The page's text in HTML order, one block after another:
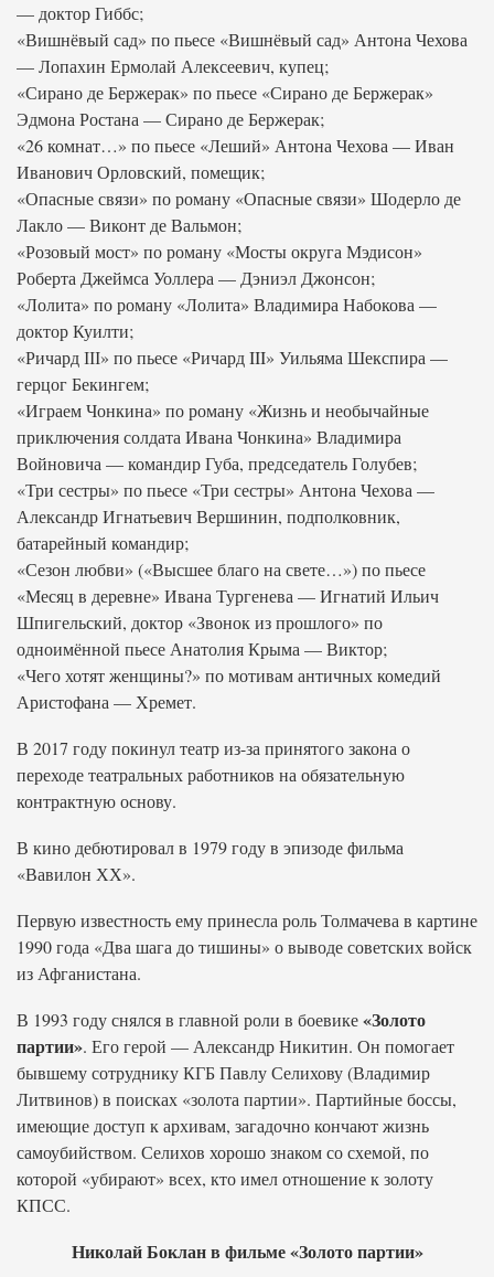
— доктор Гиббс;
«Вишнёвый сад» по пьесе «Вишнёвый сад» Антона Чехова
— Лопахин Ермолай Алексеевич, купец;
«Сирано де Бержерак» по пьесе «Сирано де Бержерак»
Эдмона Ростана — Сирано де Бержерак;
«26 комнат…» по пьесе «Леший» Антона Чехова — Иван
Иванович Орловский, помещик;
«Опасные связи» по роману «Опасные связи» Шодерло де
Лакло — Виконт де Вальмон;
«Розовый мост» по роману «Мосты округа Мэдисон»
Роберта Джеймса Уоллера — Дэниэл Джонсон;
«Лолита» по роману «Лолита» Владимира Набокова —
доктор Куилти;
«Ричард ІІІ» по пьесе «Ричард III» Уильяма Шекспира —
герцог Бекингем;
«Играем Чонкина» по роману «Жизнь и необычайные
приключения солдата Ивана Чонкина» Владимира
Войновича — командир Губа, председатель Голубев;
«Три сестры» по пьесе «Три сестры» Антона Чехова —
Александр Игнатьевич Вершинин, подполковник,
батарейный командир;
«Сезон любви» («Высшее благо на свете…») по пьесе
«Месяц в деревне» Ивана Тургенева — Игнатий Ильич
Шпигельский, доктор «Звонок из прошлого» по
одноимённой пьесе Анатолия Крыма — Виктор;
«Чего хотят женщины?» по мотивам античных комедий
Аристофана — Хремет.
В 2017 году покинул театр из-за принятого закона о
переходе театральных работников на обязательную
контрактную основу.
В кино дебютировал в 1979 году в эпизоде фильма
«Вавилон ХХ».
Первую известность ему принесла роль Толмачева в картине
1990 года «Два шага до тишины» о выводе советских войск
из Афганистана.
В 1993 году снялся в главной роли в боевике«Золото
партии». Его герой — Александр Никитин. Он помогает
бывшему сотруднику КГБ Павлу Селихову (Владимир
Литвинов) в поисках «золота партии». Партийные боссы,
имеющие доступ к архивам, загадочно кончают жизнь
самоубийством. Селихов хорошо знаком со схемой, по
которой «убирают» всех, кто имел отношение к золоту
КПСС.
Николай Боклан в фильме «Золото партии»